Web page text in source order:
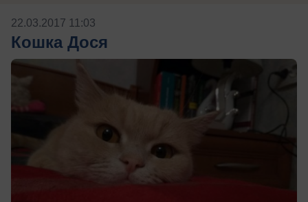
22.03.2017 11:03
Кошка Дося